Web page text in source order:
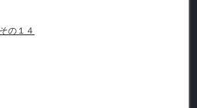
の１４